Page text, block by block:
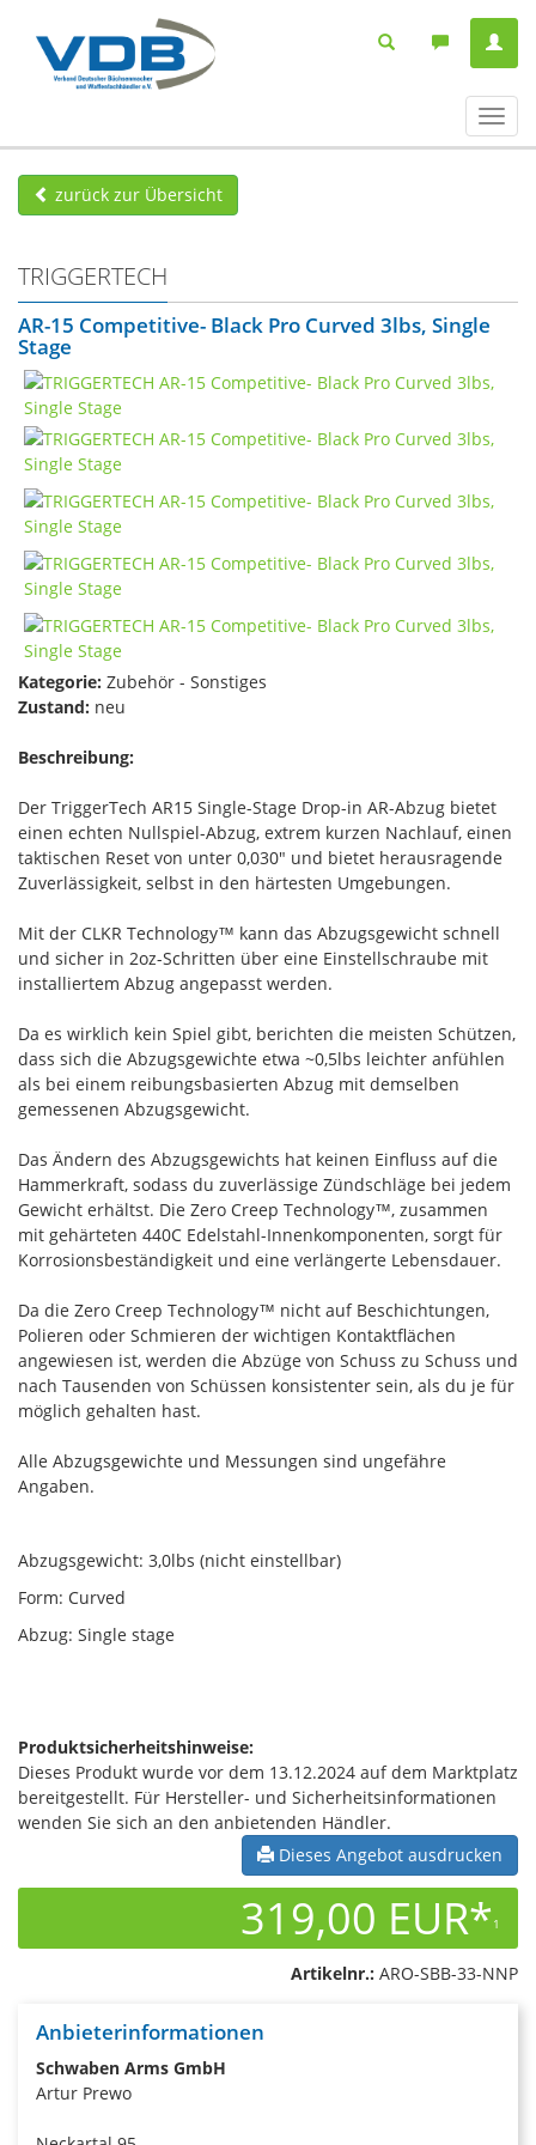
ein-/
zurück zur Übersicht
TRIGGERTECH
AR-15 Competitive- Black Pro Curved 3lbs, Single
Stage
Kategorie: Zubehör - Sonstiges
Zustand: neu
Beschreibung:
Der TriggerTech AR15 Single-Stage Drop-in AR-Abzug bietet
einen echten Nullspiel-Abzug, extrem kurzen Nachlauf, einen
taktischen Reset von unter 0,030" und bietet herausragende
Zuverlässigkeit, selbst in den härtesten Umgebungen.
Mit der CLKR Technology™ kann das Abzugsgewicht schnell
und sicher in 2oz-Schritten über eine Einstellschraube mit
installiertem Abzug angepasst werden.
Da es wirklich kein Spiel gibt, berichten die meisten Schützen,
dass sich die Abzugsgewichte etwa ~0,5lbs leichter anfühlen
als bei einem reibungsbasierten Abzug mit demselben
gemessenen Abzugsgewicht.
Das Ändern des Abzugsgewichts hat keinen Einfluss auf die
Hammerkraft, sodass du zuverlässige Zündschläge bei jedem
Gewicht erhältst. Die Zero Creep Technology™, zusammen
mit gehärteten 440C Edelstahl-Innenkomponenten, sorgt für
Korrosionsbeständigkeit und eine verlängerte Lebensdauer.
Da die Zero Creep Technology™ nicht auf Beschichtungen,
Polieren oder Schmieren der wichtigen Kontaktflächen
angewiesen ist, werden die Abzüge von Schuss zu Schuss und
nach Tausenden von Schüssen konsistenter sein, als du je für
möglich gehalten hast.
Alle Abzugsgewichte und Messungen sind ungefähre
Angaben.
Abzugsgewicht: 3,0lbs (nicht einstellbar)
Form: Curved
Abzug: Single stage
Produktsicherheitshinweise:
Dieses Produkt wurde vor dem 13.12.2024 auf dem Marktplatz
bereitgestellt. Für Hersteller- und Sicherheitsinformationen
wenden Sie sich an den anbietenden Händler.
Dieses Angebot ausdrucken
319,00 EUR*1
Artikelnr.: ARO-SBB-33-NNP
Anbieterinformationen
Schwaben Arms GmbH
Artur Prewo